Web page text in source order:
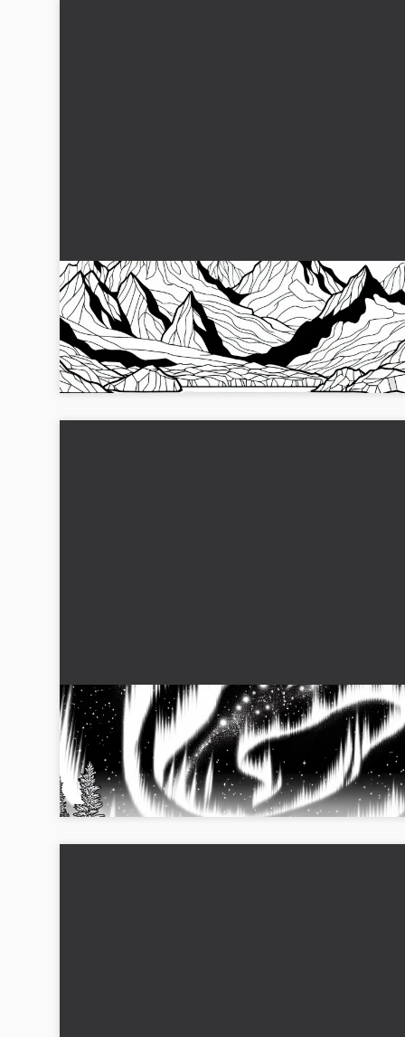
Säl ligger på isflak - Målarbild gratis
Njut av denna säl på en isflak. Ladda ner den gratis
målarbilden nu!...
Nordljus över den isiga glaciärlandskapet –
Målarbild gratis
Njut av skönheten av norrsken över glaciärer. Ladda ner
nu och bli kreativ!...